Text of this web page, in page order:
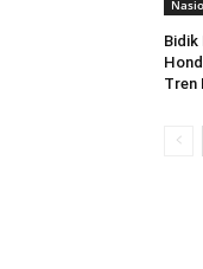
Bidik
Tren